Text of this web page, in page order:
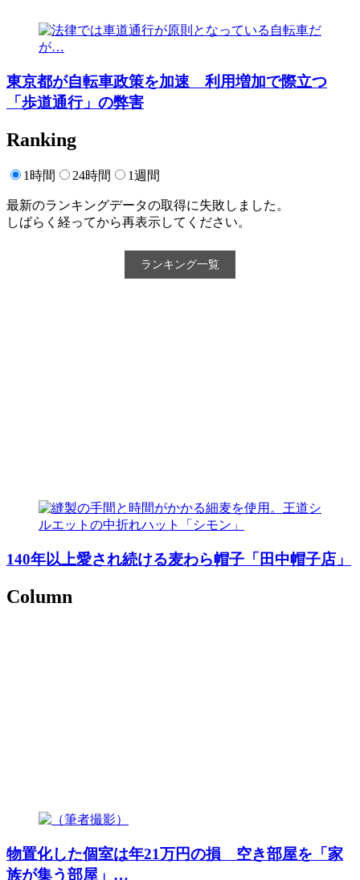
東京都が自転車政策を加速 利用増加で際立つ
「歩道通行」の弊害
Ranking
1時間 24時間 1週間
最新のランキングデータの取得に失敗しました。
しばらく経ってから再表示してください。
ランキング一覧
140年以上愛され続ける麦わら帽子「田中帽子店」
Column
物置化した個室は年21万円の損 空き部屋を「家
族が集う部屋」…